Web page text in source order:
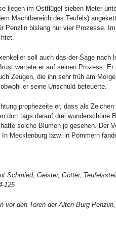
liegen im Ostflügel sieben Meter
Machtbereich des Teufels)
Penzlin bislang nur vier Prozesse.
soll auch das der Sage
wartete er auf seinen Prozess.
Zeugen, die ihn sehr früh am
er seine Unschuld beteuerte.
prophezeite er, dass als
dort tags darauf drei wunderschöne
solche Blumen je gesehen. Der
In Mecklenburg bzw. in Pommern
Schmied, Geister, Götter,
125
vor den Toren der Alten Burg